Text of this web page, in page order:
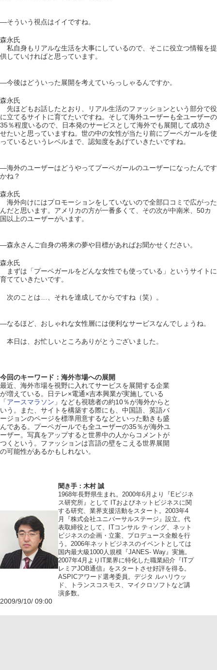
―そういう視点はイイですね。
森永氏
私自身もリアルな生活を大事にしているので、そこに役立つ情報を提
供していければと思っています。
―今後はどういった展開を考えていらっしゃるんですか。
森永氏
先ほどもお話したとおり、リアル生活のファッションという部分で役
に立てるサイトに育てたいですね。そして海外ユーザーも全ユーザーの
35％程度いるので、日本発のサービスとして海外でも展開して成功さ
せたいと思っていますね。世の中の女性が当たり前にプーペガールを使
っているというレベルまで、認知度をあげていきたいですね。
―海外のユーザーはどうやってプーペガールのユーザーになったんです
かね？
森永氏
海外向けにはプロモーションをしていないので全部口コミで広がった
んだと思います。アメリカの方が一番多くて、その次が中南米、50カ
国以上のユーザーがいます。
―森永さんご自身の将来の夢や目標があればお聞かせください。
森永氏
まずは「プーペガールをどんな女性でも使っている」というサイトに
育てていきたいです。
次のことは…、それを達成してからですね（笑）。
―なるほど、おしゃれな女性層には便利なサービスなんでしょうね。
本日は、お忙しいところありがとうございました。
今回のキーワード：海外市場への展開
最近、海外市場を視野に入れてサービスを展開する企業
が増えている。日テレ×電通×吉本興業が実施している
「アースマラソン 」なども視聴者の約10％が海外からと
いう。また、サイトを構築する際にも、中国語、英語バ
ージョンのページを標準用意するなどといった動きも盛
んである。プーペガールでも全ユーザーの35％が海外ユ
ーザー。写真をアップすると世界中の人からコメントが
つくという。ファッションは言語の壁をこえる世界展開
の可能性があるかもしれない。
聞き手：木村 誠
1968年長野県生まれ。2000年6月より『Eビジネ
ス研究所』として ITおよびネットビジネスに関
する研究、業界支援活動をスタート。2003年4
月『株式会社ユニバーサルステージ』設立。代
表取締役として、ITコンサル ティング、ネット
ビジネスの企画・立案、プロデュース全般を行
う。2006年ネットビジネスのイベントとしては
国内最大級1000人規模『JANES- Way』実施。
2007年4月よりIT業界に特化した職業紹介『ITプ
レミアJOB通信』をスタートさせ好評を得る。
ASPICアワード選考委員。デジタ ルハリウッ
ド、トランスコスモス、マイクロソフトなど講
演多数。
2009/9/10/ 09:00